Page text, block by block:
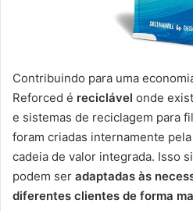
Contribuindo para uma
Reforced é reciclável onde
e sistemas de reciclagem para
foram criadas internamente
cadeia de valor integrada. Isso
podem ser adaptadas às
diferentes clientes de forma